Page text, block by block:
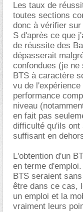
Les taux de
toutes sections
donc à vérifier
S d'après ce que
de réussite des
dépasserait
confondues (je
BTS à caractère
vu de
performance
niveau
en fait pas
difficulté qu'ils ont
suffisant en
L'obtention d'un
en terme
BTS seraient
être dans ce cas,
un emploi et la
vraiment leurs